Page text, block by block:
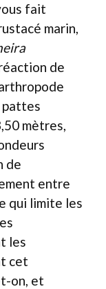
fait
marin,
de
pattes
mètres,
de
entre
qui limite les
les
cet
on, et